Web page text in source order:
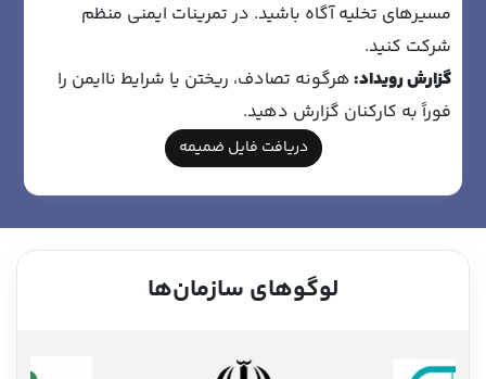
مسیرهای تخلیه آگاه باشید. در تمرینات ایمنی منظم
شرکت کنید.
گزارش رویداد:هرگونه تصادف، ریختن یا شرایط ناایمن را
فوراً به کارکنان گزارش دهید.
دریافت فایل ضمیمه
لوگوهای سازمان‌ها